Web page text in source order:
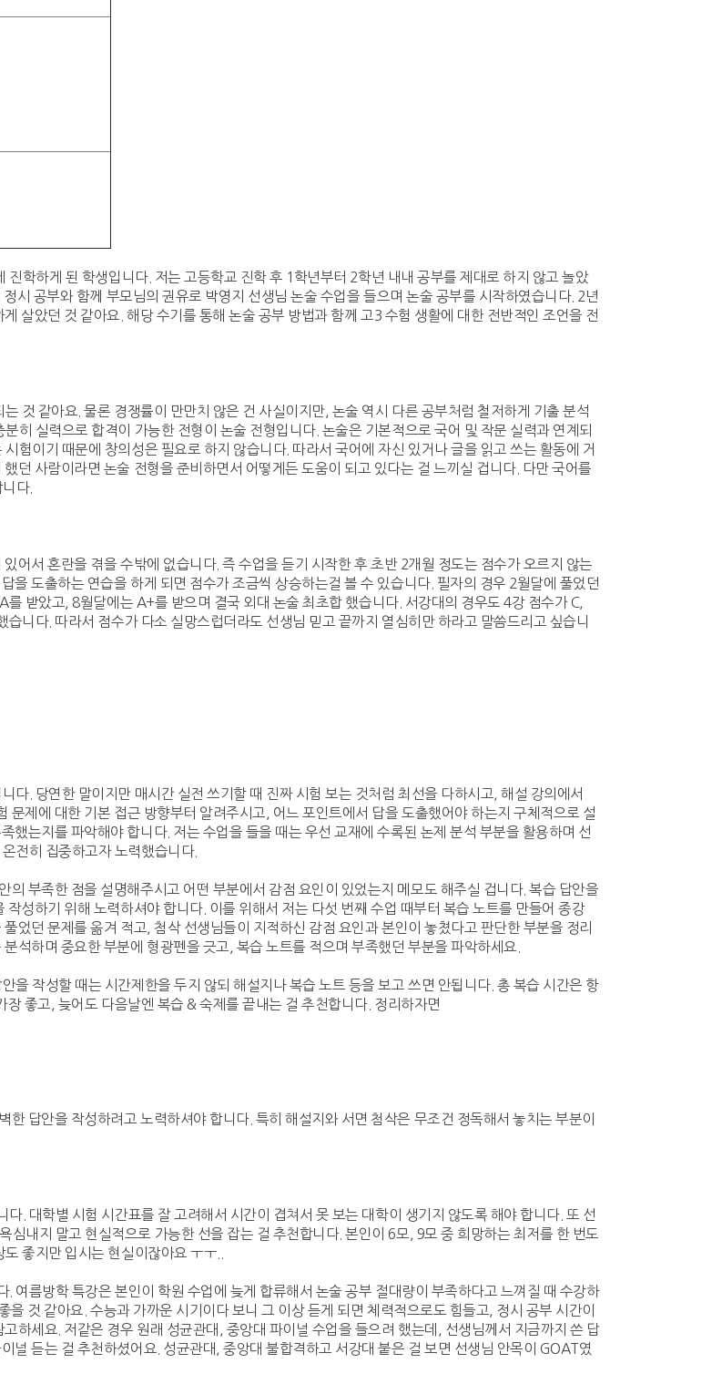
학하게 된 학생입니다. 저는 고등학교 진학 후 1학년부터 2학년 내내 공부를 제대로 하지 않고 놀았
시 공부와 함께 부모님의 권유로 박영지 선생님 논술 수업을 들으며 논술 공부를 시작하였습니다. 2년
살았던 것 같아요. 해당 수기를 통해 논술 공부 방법과 함께 고3 수험 생활에 대한 전반적인 조언을 전
것 같아요. 물론 경쟁률이 만만치 않은 건 사실이지만, 논술 역시 다른 공부처럼 철저하게 기출 분석
히 실력으로 합격이 가능한 전형이 논술 전형입니다. 논술은 기본적으로 국어 및 작문 실력과 연계되
험이기 때문에 창의성은 필요로 하지 않습니다. 따라서 국어에 자신 있거나 글을 읽고 쓰는 활동에 거
던 사람이라면 논술 전형을 준비하면서 어떻게든 도움이 되고 있다는 걸 느끼실 겁니다. 다만 국어를
다.
어서 혼란을 겪을 수밖에 없습니다. 즉 수업을 듣기 시작한 후 초반 2개월 정도는 점수가 오르지 않는
을 도출하는 연습을 하게 되면 점수가 조금씩 상승하는걸 볼 수 있습니다. 필자의 경우 2월달에 풀었던
받았고, 8월달에는 A+를 받으며 결국 외대 논술 최초합 했습니다. 서강대의 경우도 4강 점수가 C,
니다. 따라서 점수가 다소 실망스럽더라도 선생님 믿고 끝까지 열심히만 하라고 말씀드리고 싶습니
다. 당연한 말이지만 매시간 실전 쓰기할 때 진짜 시험 보는 것처럼 최선을 다하시고, 해설 강의에서
문제에 대한 기본 접근 방향부터 알려주시고, 어느 포인트에서 답을 도출했어야 하는지 구체적으로 설
했는지를 파악해야 합니다. 저는 수업을 들을 때는 우선 교재에 수록된 논제 분석 부분을 활용하며 선
전히 집중하고자 노력했습니다.
부족한 점을 설명해주시고 어떤 부분에서 감점 요인이 있었는지 메모도 해주실 겁니다. 복습 답안을
성하기 위해 노력하셔야 합니다. 이를 위해서 저는 다섯 번째 수업 때부터 복습 노트를 만들어 종강
었던 문제를 옮겨 적고, 첨삭 선생님들이 지적하신 감점 요인과 본인이 놓쳤다고 판단한 부분을 정리
석하며 중요한 부분에 형광펜을 긋고, 복습 노트를 적으며 부족했던 부분을 파악하세요.
을 작성할 때는 시간제한을 두지 않되 해설지나 복습 노트 등을 보고 쓰면 안됩니다. 총 복습 시간은 항
좋고, 늦어도 다음날엔 복습 & 숙제를 끝내는 걸 추천합니다. 정리하자면
답안을 작성하려고 노력하셔야 합니다. 특히 해설지와 서면 첨삭은 무조건 정독해서 놓치는 부분이
. 대학별 시험 시간표를 잘 고려해서 시간이 겹쳐서 못 보는 대학이 생기지 않도록 해야 합니다. 또 선
내지 말고 현실적으로 가능한 선을 잡는 걸 추천합니다. 본인이 6모, 9모 중 희망하는 최저를 한 번도
좋지만 입시는 현실이잖아요 ㅜㅜ..
여름방학 특강은 본인이 학원 수업에 늦게 합류해서 논술 공부 절대량이 부족하다고 느껴질 때 수강하
것 같아요. 수능과 가까운 시기이다 보니 그 이상 듣게 되면 체력적으로도 힘들고, 정시 공부 시간이
하세요. 저같은 경우 원래 성균관대, 중앙대 파이널 수업을 들으려 했는데, 선생님께서 지금까지 쓴 답
널 듣는 걸 추천하셨어요. 성균관대, 중앙대 불합격하고 서강대 붙은 걸 보면 선생님 안목이 GOAT였